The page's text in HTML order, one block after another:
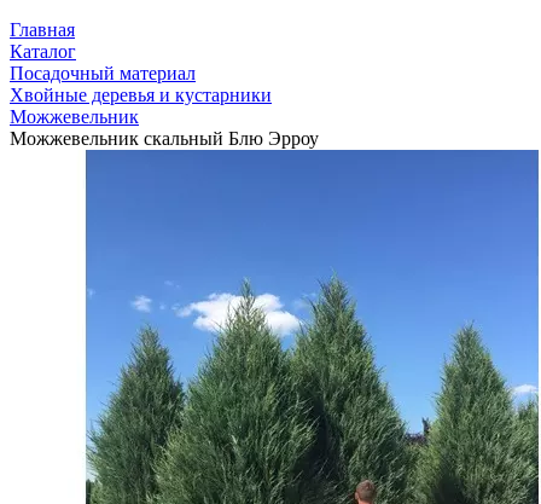
Главная
Каталог
Посадочный материал
Хвойные деревья и кустарники
Можжевельник
Можжевельник скальный Блю Эрроу